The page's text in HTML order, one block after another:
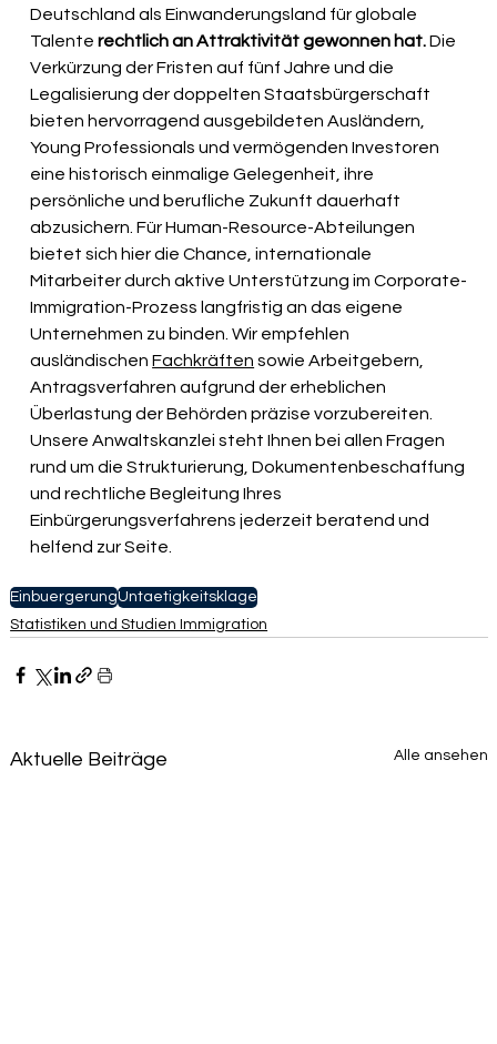
Deutschland als Einwanderungsland für globale
Talente rechtlich an Attraktivität gewonnen hat. Die
Verkürzung der Fristen auf fünf Jahre und die
Legalisierung der doppelten Staatsbürgerschaft
bieten hervorragend ausgebildeten Ausländern,
Young Professionals und vermögenden Investoren
eine historisch einmalige Gelegenheit, ihre
persönliche und berufliche Zukunft dauerhaft
abzusichern. Für Human-Resource-Abteilungen
bietet sich hier die Chance, internationale
Mitarbeiter durch aktive Unterstützung im Corporate-
Immigration-Prozess langfristig an das eigene
Unternehmen zu binden. Wir empfehlen
ausländischen Fachkräften sowie Arbeitgebern,
Antragsverfahren aufgrund der erheblichen
Überlastung der Behörden präzise vorzubereiten.
Unsere Anwaltskanzlei steht Ihnen bei allen Fragen
rund um die Strukturierung, Dokumentenbeschaffung
und rechtliche Begleitung Ihres
Einbürgerungsverfahrens jederzeit beratend und
helfend zur Seite.
EinbuergerungUntaetigkeitsklage
Statistiken und Studien Immigration
Aktuelle Beiträge Alle ansehen